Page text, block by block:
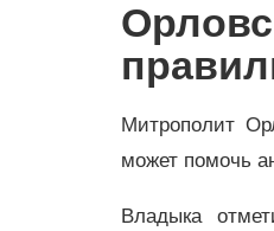
Митрополит
может помочь
Владыка